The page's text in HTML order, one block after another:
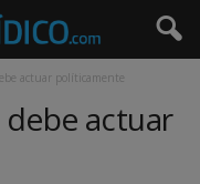
actuar políticamente
debe actuar